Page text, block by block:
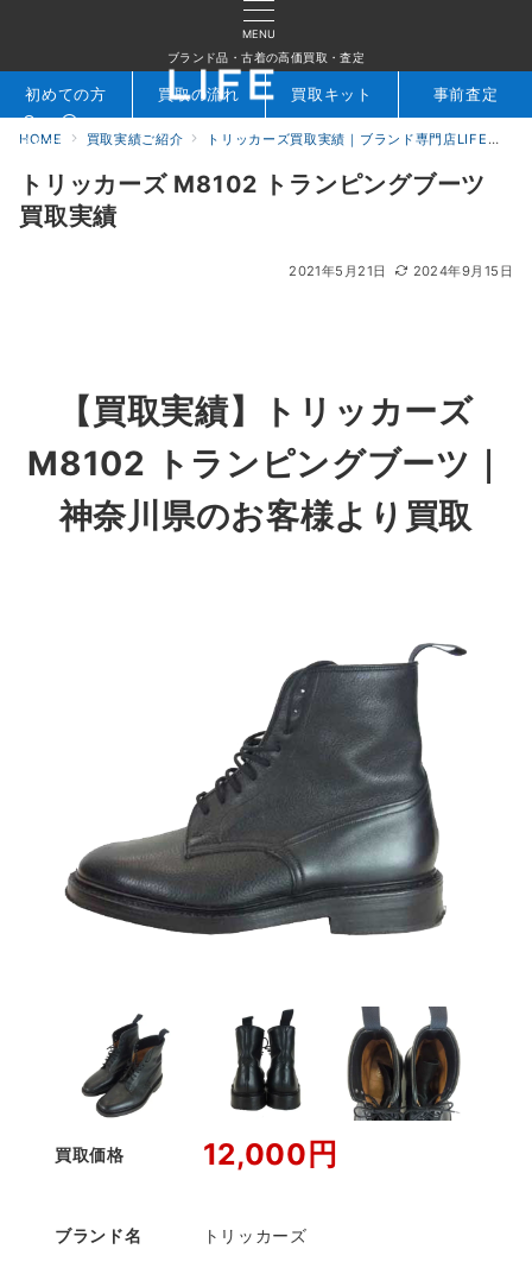
MENU
ブランド品・古着の高価買取・査定
検索 お問合せ
初めての方 買取の流れ 買取キット 事前査定
HOME 買取実績ご紹介 トリッカーズ買取実績｜ブランド専門店LIFE
トリッカーズ M8102 トランピングブーツ
買取実績
2021年5月21日 2024年9月15日
【買取実績】トリッカーズ
M8102 トランピングブーツ｜
神奈川県のお客様より買取
買取価格 12,000円
ブランド名 トリッカーズ